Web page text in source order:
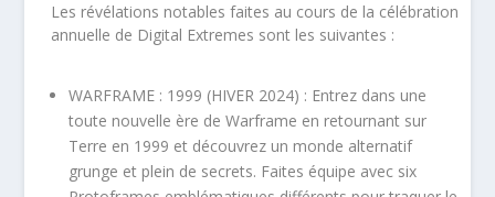
Les révélations notables faites au cours de la célébration
annuelle de Digital Extremes sont les suivantes :
WARFRAME : 1999 (HIVER 2024) : Entrez dans une
toute nouvelle ère de Warframe en retournant sur
Terre en 1999 et découvrez un monde alternatif
grunge et plein de secrets. Faites équipe avec six